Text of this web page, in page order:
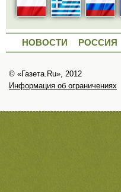
НОВОСТИ РОССИЯ
© «Газета.Ru», 2012
Информация об ограничениях